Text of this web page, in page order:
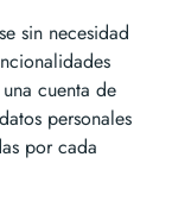
sin necesidad
cuenta de
personales
por cada